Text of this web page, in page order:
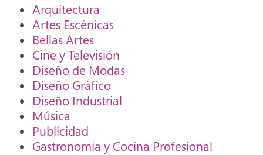
Arquitectura
Artes Escénicas
Bellas Artes
Cine y Televisión
Diseño de Modas
Diseño Gráfico
Diseño Industrial
Música
Publicidad
Gastronomía y Cocina Profesional